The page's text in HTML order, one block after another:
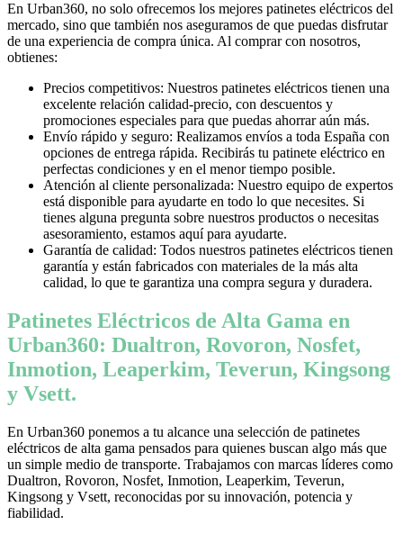
En Urban360, no solo ofrecemos los mejores patinetes eléctricos del
mercado, sino que también nos aseguramos de que puedas disfrutar
de una experiencia de compra única. Al comprar con nosotros,
obtienes:
Precios competitivos: Nuestros patinetes eléctricos tienen una
excelente relación calidad-precio, con descuentos y
promociones especiales para que puedas ahorrar aún más.
Envío rápido y seguro: Realizamos envíos a toda España con
opciones de entrega rápida. Recibirás tu patinete eléctrico en
perfectas condiciones y en el menor tiempo posible.
Atención al cliente personalizada: Nuestro equipo de expertos
está disponible para ayudarte en todo lo que necesites. Si
tienes alguna pregunta sobre nuestros productos o necesitas
asesoramiento, estamos aquí para ayudarte.
Garantía de calidad: Todos nuestros patinetes eléctricos tienen
garantía y están fabricados con materiales de la más alta
calidad, lo que te garantiza una compra segura y duradera.
Patinetes Eléctricos de Alta Gama en
Urban360: Dualtron, Rovoron, Nosfet,
Inmotion, Leaperkim, Teverun, Kingsong
y Vsett.
En Urban360 ponemos a tu alcance una selección de patinetes
eléctricos de alta gama pensados para quienes buscan algo más que
un simple medio de transporte. Trabajamos con marcas líderes como
Dualtron, Rovoron, Nosfet, Inmotion, Leaperkim, Teverun,
Kingsong y Vsett, reconocidas por su innovación, potencia y
fiabilidad.